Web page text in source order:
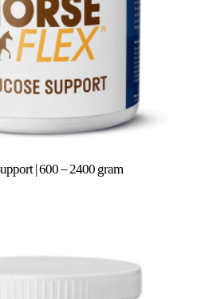
| 600 – 2400 gram